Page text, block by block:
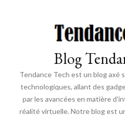
Blog
Tendance Tech est un blog axé
technologiques, allant des
par les avancées en matière
réalité virtuelle. Notre blog est